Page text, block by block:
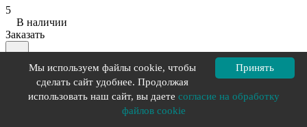
5
В наличии
Заказать
Быстрый просмотр
Принять
Мы используем файлы cookie, чтобы
сделать сайт удобнее. Продолжая
использовать наш сайт, вы даете согласие на обработку
файлов cookie